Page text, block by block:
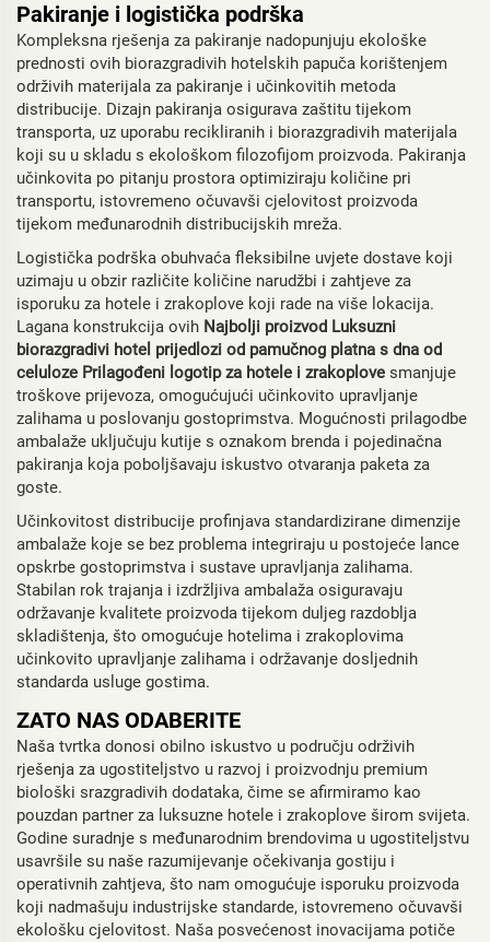
Pakiranje i logistička podrška
Kompleksna rješenja za pakiranje nadopunjuju ekološke
prednosti ovih biorazgradivih hotelskih papuča korištenjem
održivih materijala za pakiranje i učinkovitih metoda
distribucije. Dizajn pakiranja osigurava zaštitu tijekom
transporta, uz uporabu recikliranih i biorazgradivih materijala
koji su u skladu s ekološkom filozofijom proizvoda. Pakiranja
učinkovita po pitanju prostora optimiziraju količine pri
transportu, istovremeno očuvavši cjelovitost proizvoda
tijekom međunarodnih distribucijskih mreža.
Logistička podrška obuhvaća fleksibilne uvjete dostave koji
uzimaju u obzir različite količine narudžbi i zahtjeve za
isporuku za hotele i zrakoplove koji rade na više lokacija.
Lagana konstrukcija ovih Najbolji proizvod Luksuzni
biorazgradivi hotel prijedlozi od pamučnog platna s dna od
celuloze Prilagođeni logotip za hotele i zrakoplove smanjuje
troškove prijevoza, omogućujući učinkovito upravljanje
zalihama u poslovanju gostoprimstva. Mogućnosti prilagodbe
ambalaže uključuju kutije s oznakom brenda i pojedinačna
pakiranja koja poboljšavaju iskustvo otvaranja paketa za
goste.
Učinkovitost distribucije profinjava standardizirane dimenzije
ambalaže koje se bez problema integriraju u postojeće lance
opskrbe gostoprimstva i sustave upravljanja zalihama.
Stabilan rok trajanja i izdržljiva ambalaža osiguravaju
održavanje kvalitete proizvoda tijekom duljeg razdoblja
skladištenja, što omogućuje hotelima i zrakoplovima
učinkovito upravljanje zalihama i održavanje dosljednih
standarda usluge gostima.
ZATO NAS ODABERITE
Naša tvrtka donosi obilno iskustvo u području održivih
rješenja za ugostiteljstvo u razvoj i proizvodnju premium
biološki srazgradivih dodataka, čime se afirmiramo kao
pouzdan partner za luksuzne hotele i zrakoplove širom svijeta.
Godine suradnje s međunarodnim brendovima u ugostiteljstvu
usavršile su naše razumijevanje očekivanja gostiju i
operativnih zahtjeva, što nam omogućuje isporuku proizvoda
koji nadmašuju industrijske standarde, istovremeno očuvavši
ekološku cjelovitost. Naša posvećenost inovacijama potiče